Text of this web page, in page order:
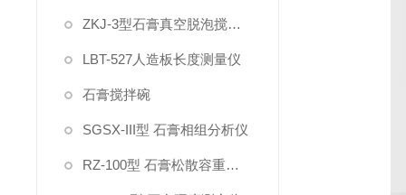
ZKJ-3型石膏真空脱泡搅拌机
LBT-527人造板长度测量仪
石膏搅拌碗
SGSX-III型 石膏相组分析仪
RZ-100型 石膏松散容重测定仪